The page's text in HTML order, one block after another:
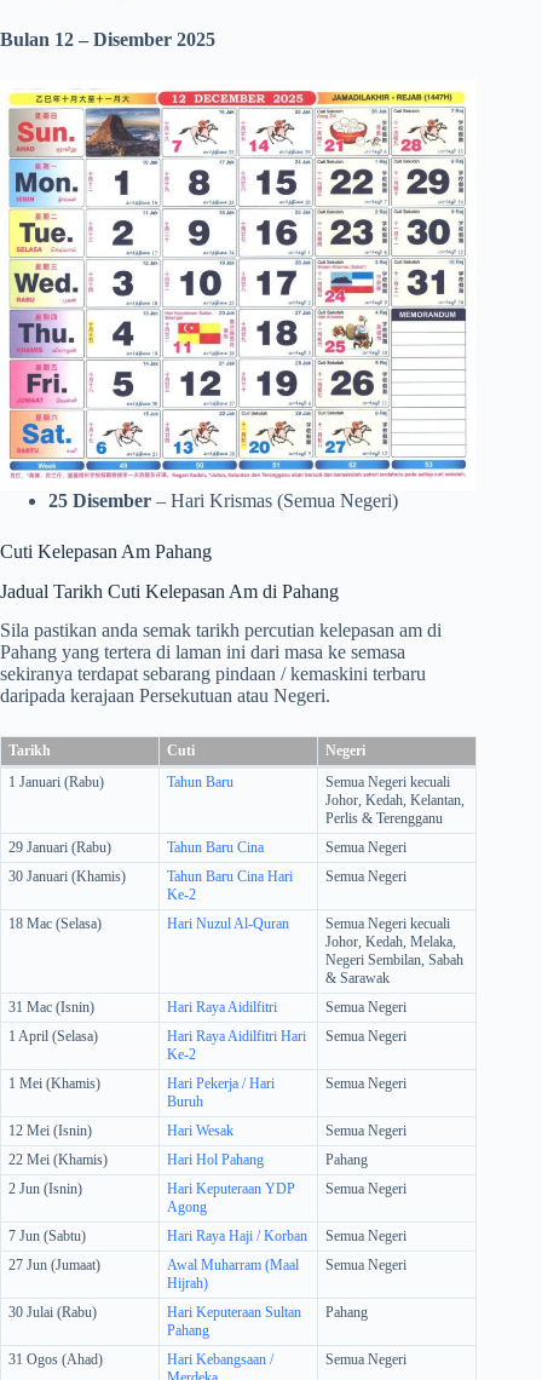
Bulan 12 – Disember 2025
25 Disember – Hari Krismas (Semua Negeri)
Cuti Kelepasan Am Pahang
Jadual Tarikh Cuti Kelepasan Am di Pahang
Sila pastikan anda semak tarikh percutian kelepasan am di
Pahang yang tertera di laman ini dari masa ke semasa
sekiranya terdapat sebarang pindaan / kemaskini terbaru
daripada kerajaan Persekutuan atau Negeri.
Tarikh Cuti
Negeri
1 Januari (Rabu)
Tahun Baru
Semua Negeri kecuali
Johor, Kedah, Kelantan,
Perlis & Terengganu
29 Januari (Rabu)
Tahun Baru Cina
Semua Negeri
30 Januari (Khamis)
Tahun Baru Cina Hari
Ke-2
Semua Negeri
18 Mac (Selasa) Hari Nuzul Al-Quran
Semua Negeri kecuali
Johor, Kedah, Melaka,
Negeri Sembilan, Sabah
& Sarawak
31 Mac (Isnin)
Hari Raya Aidilfitri
Semua Negeri
1 April (Selasa)
Hari Raya Aidilfitri Hari
Ke-2
Semua Negeri
1 Mei (Khamis)
Hari Pekerja / Hari
Buruh
Semua Negeri
12 Mei (Isnin) Hari Wesak
Semua Negeri
22 Mei (Khamis)
Hari Hol Pahang
Pahang
2 Jun (Isnin)
Hari Keputeraan YDP
Agong
Semua Negeri
7 Jun (Sabtu) Hari Raya Haji / Korban
Semua Negeri
27 Jun (Jumaat)
Awal Muharram (Maal
Hijrah)
Semua Negeri
30 Julai (Rabu)
Hari Keputeraan Sultan
Pahang
Pahang
31 Ogos (Ahad)
Hari Kebangsaan /
Semua Negeri